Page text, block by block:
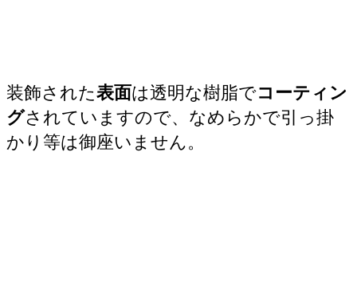
装飾された表面は透明な樹脂でコーティン
グされていますので、なめらかで引っ掛
かり等は御座いません。